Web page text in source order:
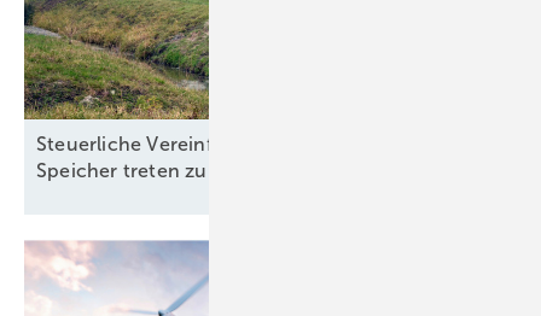
Steuerliche Vereinfachungen für Ökostrom und
Speicher treten zum Jahreswechsel in